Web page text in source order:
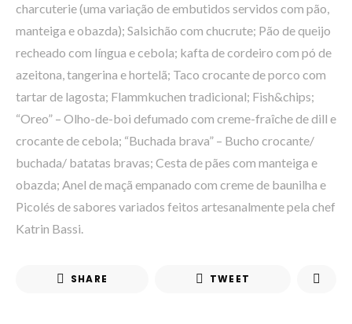
charcuterie (uma variação de embutidos servidos com pão,
manteiga e obazda); Salsichão com chucrute; Pão de queijo
recheado com língua e cebola; kafta de cordeiro com pó de
azeitona, tangerina e hortelã; Taco crocante de porco com
tartar de lagosta; Flammkuchen tradicional; Fish&chips;
“Oreo” – Olho-de-boi defumado com creme-fraîche de dill e
crocante de cebola; “Buchada brava” – Bucho crocante/
buchada/ batatas bravas; Cesta de pães com manteiga e
obazda; Anel de maçã empanado com creme de baunilha e
Picolés de sabores variados feitos artesanalmente pela chef
Katrin Bassi.
SHARE TWEET